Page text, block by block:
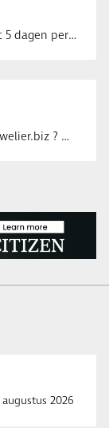
VERKOOPMEDEWERKER HORLOGES 4 tot 5 dagen per week Heb jij een passie voor …
Uw vacature voor 4 weken op www.dejuwelier.biz ? Neem dan contact op met …
2026